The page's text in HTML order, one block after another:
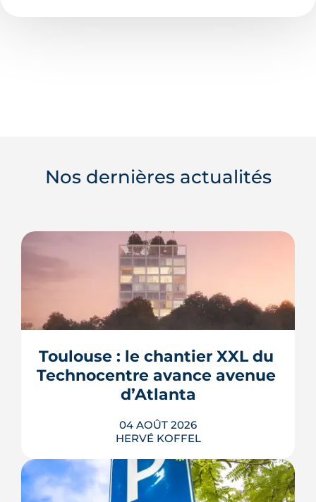
Nos dernières actualités
Toulouse : le chantier XXL du
Technocentre avance avenue
d’Atlanta
04 AOÛT 2026
HERVÉ KOFFEL